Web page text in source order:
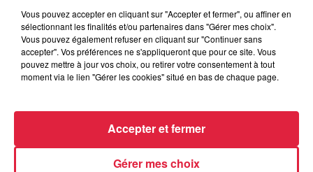
exceptionnelle préservée à l’Ecomusée d’Alsace, sur un
peu plus de 4km :« Parcours des champs », « Etonnants
paysages » et « Emotions forestières ».
Également des animations quotidiennes :
Vous pouvez accepter en cliquant sur "Accepter et fermer", ou affiner en
sélectionnant les finalités et/ou partenaires dans "Gérer mes choix".
Vous pouvez également refuser en cliquant sur "Continuer sans
accepter". Vos préférences ne s'appliqueront que pour ce site. Vous
pouvez mettre à jour vos choix, ou retirer votre consentement à tout
moment via le lien "Gérer les cookies" situé en bas de chaque page.
Gérer mes choix
Accepter et fermer